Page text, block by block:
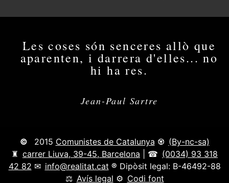
Les coses són senceres allò que
aparenten, i darrera d'elles... no
hi ha res.
Jean-Paul Sartre
2015 Comunistes de Catalunya
(By-nc-sa)
carrer Liuva, 39-45, Barcelona
(0034) 93 318
42 82
info@realitat.cat
Dipòsit legal: B-46492-88
Avís legal
Codi font